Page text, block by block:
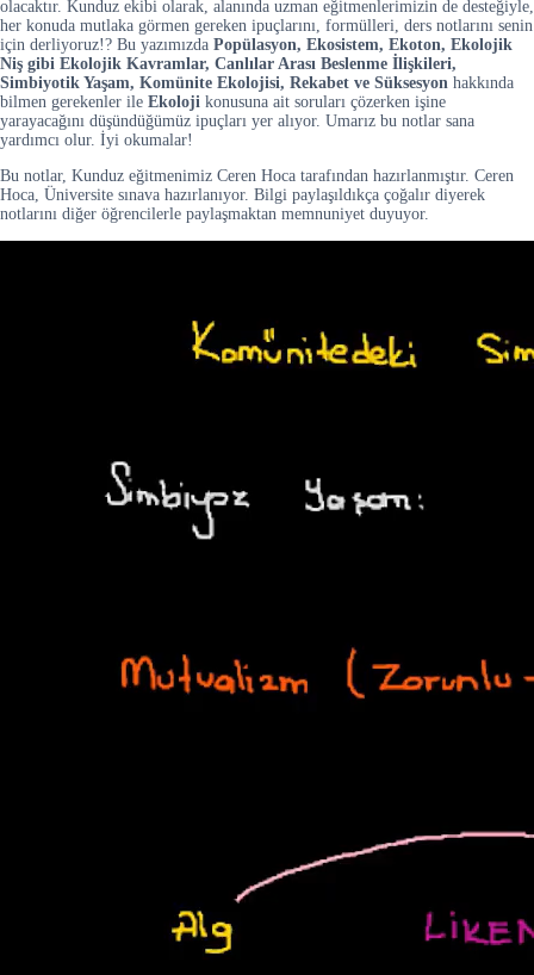
olacaktır. Kunduz ekibi olarak, alanında uzman eğitmenlerimizin de desteğiyle,
her konuda mutlaka görmen gereken ipuçlarını, formülleri, ders notlarını senin
için derliyoruz!? Bu yazımızda Popülasyon, Ekosistem, Ekoton, Ekolojik
Niş gibi Ekolojik Kavramlar, Canlılar Arası Beslenme İlişkileri,
Simbiyotik Yaşam, Komünite Ekolojisi, Rekabet ve Süksesyon hakkında
bilmen gerekenler ile Ekoloji konusuna ait soruları çözerken işine
yarayacağını düşündüğümüz ipuçları yer alıyor. Umarız bu notlar sana
yardımcı olur. İyi okumalar!
Bu notlar, Kunduz eğitmenimiz Ceren Hoca tarafından hazırlanmıştır. Ceren
Hoca, Üniversite sınava hazırlanıyor. Bilgi paylaşıldıkça çoğalır diyerek
notlarını diğer öğrencilerle paylaşmaktan memnuniyet duyuyor.